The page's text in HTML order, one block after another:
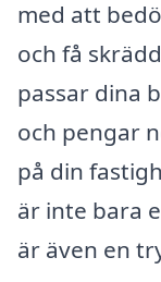
med att
och få
passar dina
och pengar
på din
är inte bara
är även en